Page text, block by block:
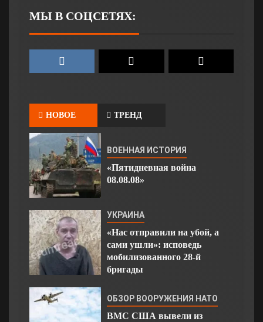
МЫ В СОЦСЕТЯХ:
НОВОЕ ТРЕНД
ВОЕННАЯ ИСТОРИЯ
«Пятидневная война
08.08.08»
УКРАИНА
«Нас отправили на убой, а
сами ушли»: исповедь
мобилизованного 28-й
бригады
ОБЗОР ВООРУЖЕНИЯ НАТО
ВМС США вывели из